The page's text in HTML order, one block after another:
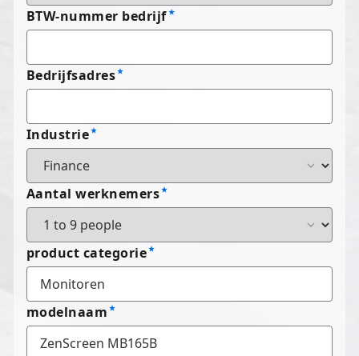
BTW-nummer bedrijf
Bedrijfsadres
Industrie
Aantal werknemers
product categorie
modelnaam